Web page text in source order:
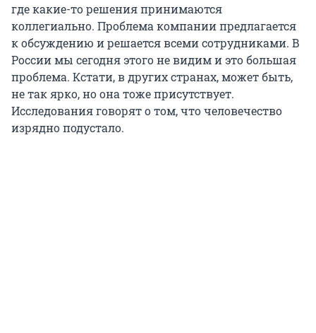
где какие-то решения принимаются
коллегиально. Проблема компании предлагается
к обсуждению и решается всеми сотрудниками. В
России мы сегодня этого не видим и это большая
проблема. Кстати, в других странах, может быть,
не так ярко, но она тоже присутствует.
Исследования говорят о том, что человечество
изрядно подустало.